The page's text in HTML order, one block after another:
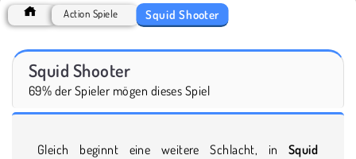
Action Spiele Squid Shooter
Squid Shooter
69% der Spieler mögen dieses Spiel
Gleich beginnt eine weitere Schlacht, in Squid